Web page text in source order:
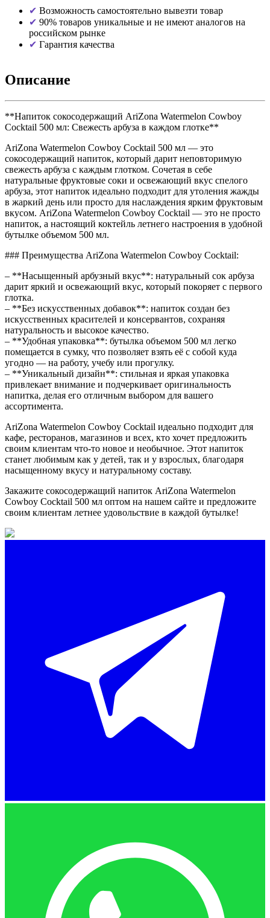
Возможность самостоятельно вывезти товар
90% товаров уникальные и не имеют аналогов на
российском рынке
Гарантия качества
Описание
**Напиток сокосодержащий AriZona Watermelon Cowboy
Cocktail 500 мл: Свежесть арбуза в каждом глотке**
AriZona Watermelon Cowboy Cocktail 500 мл — это
сокосодержащий напиток, который дарит неповторимую
свежесть арбуза с каждым глотком. Сочетая в себе
натуральные фруктовые соки и освежающий вкус спелого
арбуза, этот напиток идеально подходит для утоления жажды
в жаркий день или просто для наслаждения ярким фруктовым
вкусом. AriZona Watermelon Cowboy Cocktail — это не просто
напиток, а настоящий коктейль летнего настроения в удобной
бутылке объемом 500 мл.
### Преимущества AriZona Watermelon Cowboy Cocktail:
– **Насыщенный арбузный вкус**: натуральный сок арбуза
дарит яркий и освежающий вкус, который покоряет с первого
глотка.
– **Без искусственных добавок**: напиток создан без
искусственных красителей и консервантов, сохраняя
натуральность и высокое качество.
– **Удобная упаковка**: бутылка объемом 500 мл легко
помещается в сумку, что позволяет взять её с собой куда
угодно — на работу, учебу или прогулку.
– **Уникальный дизайн**: стильная и яркая упаковка
привлекает внимание и подчеркивает оригинальность
напитка, делая его отличным выбором для вашего
ассортимента.
AriZona Watermelon Cowboy Cocktail идеально подходит для
кафе, ресторанов, магазинов и всех, кто хочет предложить
своим клиентам что-то новое и необычное. Этот напиток
станет любимым как у детей, так и у взрослых, благодаря
насыщенному вкусу и натуральному составу.
Закажите сокосодержащий напиток AriZona Watermelon
Cowboy Cocktail 500 мл оптом на нашем сайте и предложите
своим клиентам летнее удовольствие в каждой бутылке!